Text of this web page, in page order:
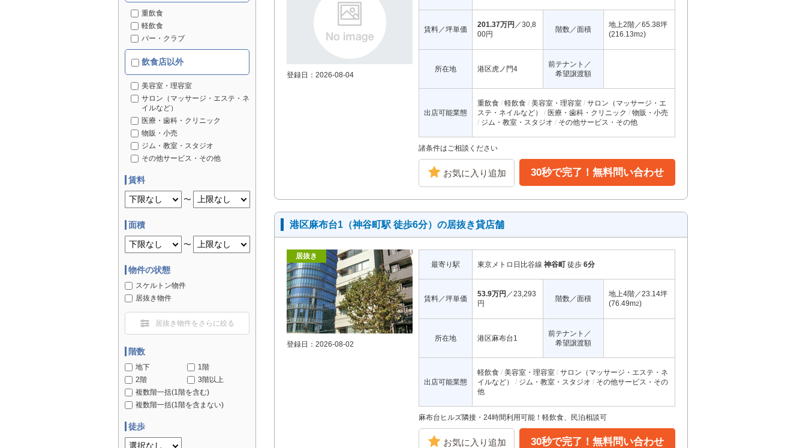
重飲食
軽飲食
バー・クラブ
飲食店以外
美容室・理容室
サロン（マッサージ・エステ・ネ
イルなど）
医療・歯科・クリニック
物販・小売
ジム・教室・スタジオ
その他サービス・その他
賃料
〜
面積
〜
物件の状態
スケルトン物件
居抜き物件
居抜き物件をさらに絞る
階数
地下
1階
2階
3階以上
複数階一括(1階を含む)
複数階一括(1階を含まない)
徒歩
登録日：2026-08-04
賃料／坪単価
201.37万円 ／30,8
00円
階数／面積
地上2階／65.38坪
(216.13m2)
所在地 港区虎ノ門4
前テナント／
希望譲渡額
出店可能業態
重飲食 軽飲食 美容室・理容室
サロン（マッサージ・エ
ステ・ネイルなど）
医療・歯科・クリニック
物販・小売
ジム・教室・スタジオ
その他サービス・その他
諸条件はご相談ください
お気に入り追加 30秒で完了！無料問い合わせ
港区麻布台1（神谷町駅 徒歩6分）の居抜き貸店舗
居抜き
登録日：2026-08-02
最寄り駅 東京メトロ日比谷線 神谷町 徒歩 6分
賃料／坪単価
53.9万円 ／23,293
円
階数／面積
地上4階／23.14坪
(76.49m2)
所在地 港区麻布台1
前テナント／
希望譲渡額
出店可能業態
軽飲食 美容室・理容室
サロン（マッサージ・エステ・ネ
イルなど）
ジム・教室・スタジオ
その他サービス・その
他
麻布台ヒルズ隣接・24時間利用可能！軽飲食、民泊相談可
お気に入り追加 30秒で完了！無料問い合わせ